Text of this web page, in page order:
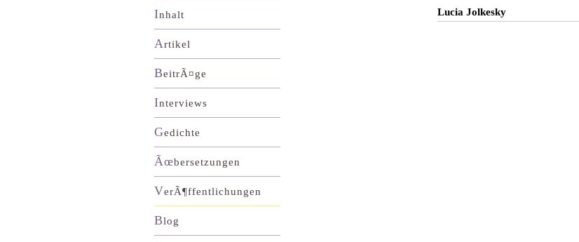
Lucia Jolkesky
Inhalt
Artikel
BeitrÃ¤ge
Interviews
Gedichte
Ãœbersetzungen
VerÃ¶ffentlichungen
Blog